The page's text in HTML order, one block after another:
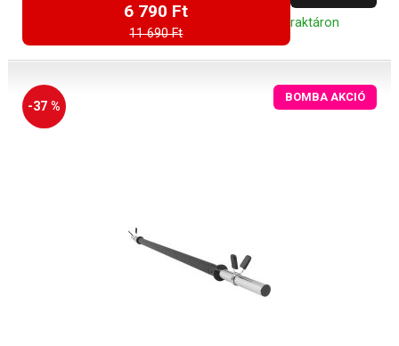
6 790 Ft
11 690 Ft
raktáron
-37 %
BOMBA AKCIÓ